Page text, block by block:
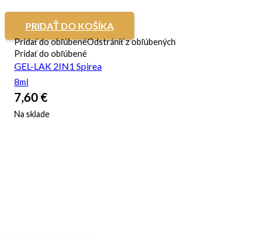
PRIDAŤ DO KOŠÍKA
Pridať do obľúbenéOdstrániť z obľúbených
Pridať do obľúbené
GEL-LAK 2IN1 Spirea
8ml
7,60 €
Na sklade